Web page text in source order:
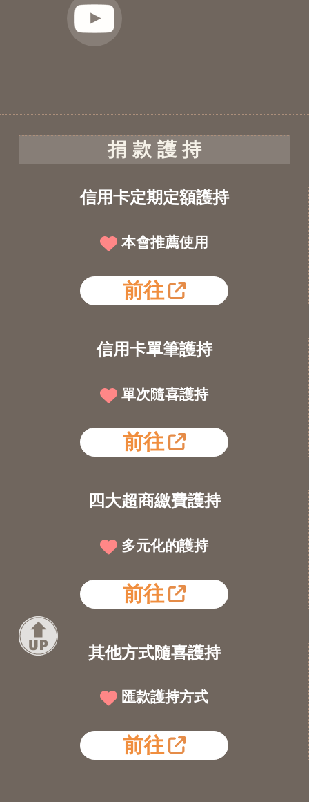
捐 款 護 持
信用卡定期定額護持
本會推薦使用
前往
信用卡單筆護持
單次隨喜護持
前往
四大超商繳費護持
多元化的護持
前往
其他方式隨喜護持
匯款護持方式
前往